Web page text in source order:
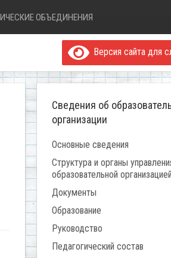
ОБЪЕДИНЕНИЯ
Версия сайта для
Сведения об
организации
Основные сведения
Структура и органы
образовательной организацией
Документы
Образование
Руководство
Педагогический состав